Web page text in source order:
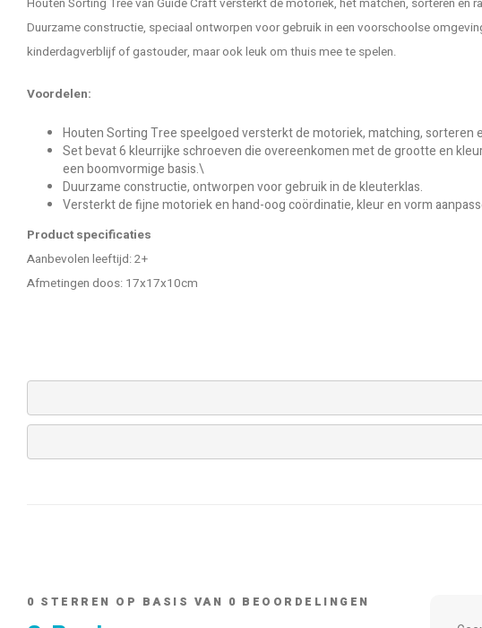
Houten Sorting Tree van Guide Craft versterkt de motoriek, het matchen, sorteren en
Duurzame constructie, speciaal ontworpen voor gebruik in een voorschoolse
kinderdagverblijf of gastouder, maar ook leuk om thuis mee te spelen.
Voordelen:
Houten Sorting Tree speelgoed versterkt de motoriek, matching, sorteren
Set bevat 6 kleurrijke schroeven die overeenkomen met de grootte en
een boomvormige basis.\
Duurzame constructie, ontworpen voor gebruik in de kleuterklas.
Versterkt de fijne motoriek en hand-oog coördinatie, kleur en vorm
Product specificaties
Aanbevolen leeftijd: 2+
Afmetingen doos: 17x17x10cm
0 STERREN OP BASIS VAN 0 BEOORDELINGEN